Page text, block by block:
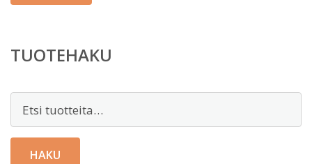
TUOTEHAKU
HAKU